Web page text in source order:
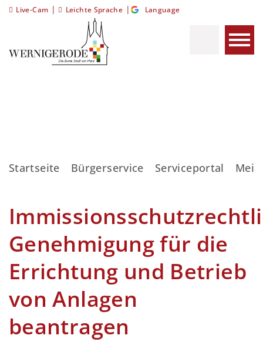
Live-Cam | Leichte Sprache | Language
Startseite Bürgerservice Serviceportal
Genehmigung für die
Errichtung und Betrieb
von Anlagen
beantragen